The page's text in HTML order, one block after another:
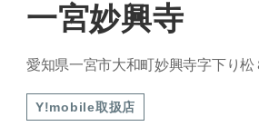
一宮妙興寺
愛知県一宮市大和町妙興寺字下り松
Y!mobile取扱店